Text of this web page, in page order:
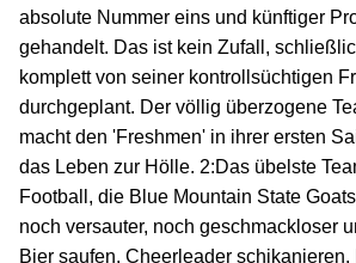
absolute Nummer eins und künftiger
gehandelt. Das ist kein Zufall,
komplett von seiner kontrollsüchtigen
durchgeplant. Der völlig überzogene
macht den 'Freshmen' in ihrer ersten
das Leben zur Hölle. 2:Das übelste
Football, die Blue Mountain State
noch versauter, noch geschmackloser
Bier saufen, Cheerleader schikanieren,